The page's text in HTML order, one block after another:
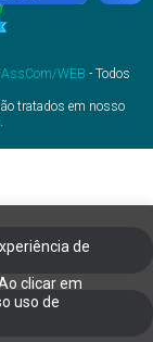
de
clicar em
uso de
AssCom/WEB - Todos
tratados em nosso
.